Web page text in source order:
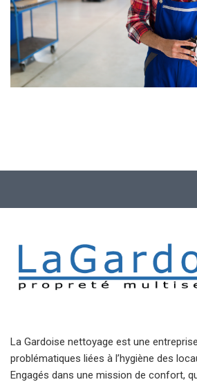
La Gardoise nettoyage est une
problématiques liées à l’hygiène des
Engagés dans une mission de confort,